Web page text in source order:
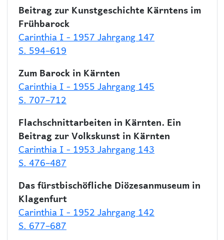
Beitrag zur Kunstgeschichte Kärntens im
Frühbarock
Carinthia I - 1957 Jahrgang 147
S. 594–619
Zum Barock in Kärnten
Carinthia I - 1955 Jahrgang 145
S. 707–712
Flachschnittarbeiten in Kärnten. Ein
Beitrag zur Volkskunst in Kärnten
Carinthia I - 1953 Jahrgang 143
S. 476–487
Das fürstbischöfliche Diözesanmuseum in
Klagenfurt
Carinthia I - 1952 Jahrgang 142
S. 677–687